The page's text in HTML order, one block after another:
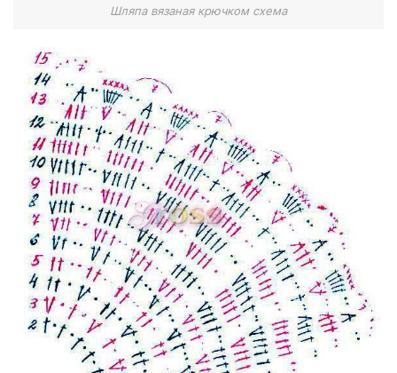
Шляпа вязаная крючком схема